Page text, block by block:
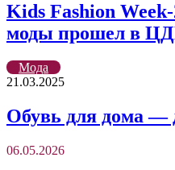
Kids Fashion
моды прошел в
Мода
21.03.2025
Обувь для дома —
06.05.2026